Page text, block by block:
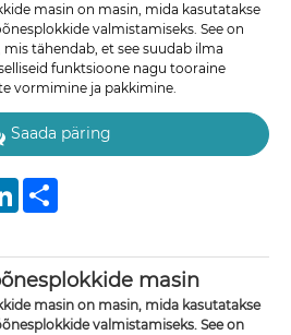
masin on masin, mida kasutatakse
valmistamiseks. See on
tähendab, et see suudab ilma
funktsioone nagu tooraine
vormimine ja pakkimine.
Saada päring
LinkedIn
masin
masin on masin, mida kasutatakse
valmistamiseks. See on